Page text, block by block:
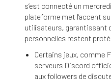
s’est connecté un
plateforme met l’accent
utilisateurs, garantissant
personnelles restent
Certains jeux, comme
serveurs Discord
aux followers de